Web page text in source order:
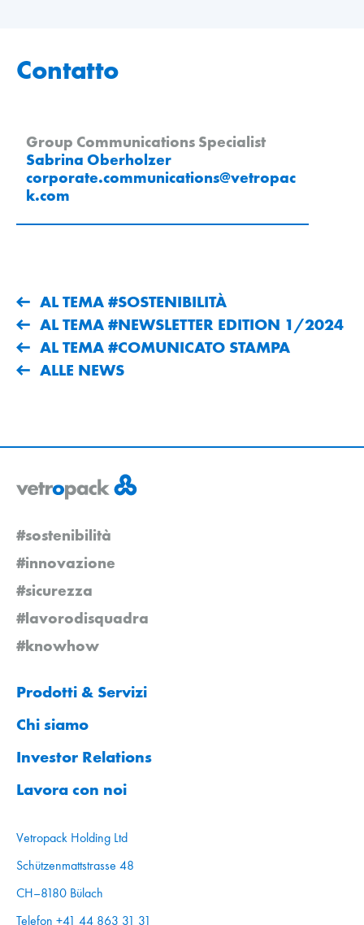
Contatto
Group Communications Specialist
Sabrina Oberholzer
corporate.communications@vetropac
k.com
AL TEMA #SOSTENIBILITÀ
AL TEMA #NEWSLETTER EDITION 1/2024
AL TEMA #COMUNICATO STAMPA
ALLE NEWS
#sostenibilità
#innovazione
#sicurezza
#lavorodisquadra
#knowhow
Prodotti & Servizi
Chi siamo
Investor Relations
Lavora con noi
Vetropack Holding Ltd
Schützenmattstrasse 48
CH–8180 Bülach
Telefon +41 44 863 31 31